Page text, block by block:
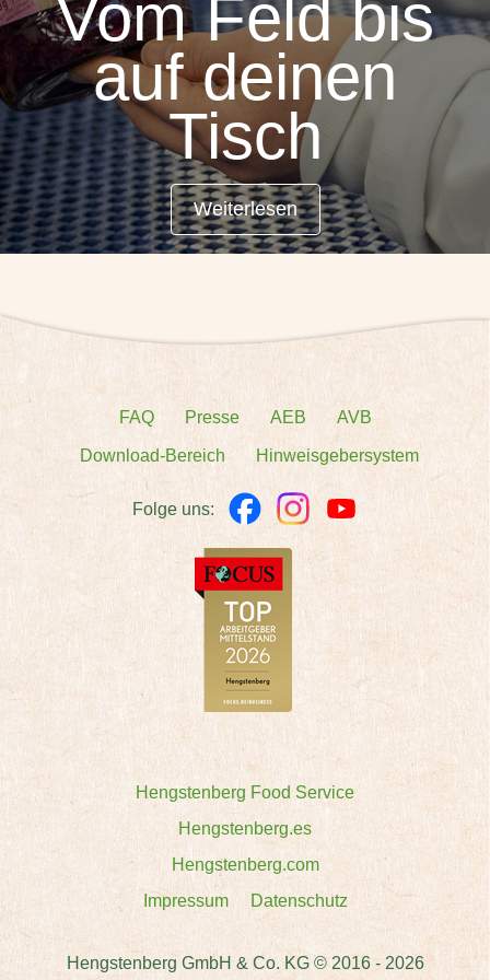
Vom Feld bis
auf deinen
Tisch
Weiterlesen
FAQ Presse AEB AVB
Download-Bereich Hinweisgebersystem
Folge uns:
Hengstenberg GmbH & Co. KG © 2016 - 2026
Hengstenberg Food Service
Hengstenberg.es
Hengstenberg.com
Impressum
Datenschutz